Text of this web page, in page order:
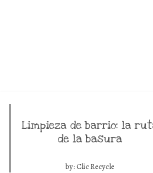
Limpieza de barrio: la
de la basura
by: Clic Recycle